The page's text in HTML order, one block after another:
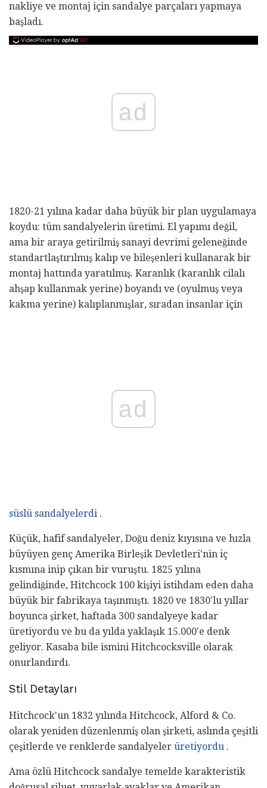
nakliye ve montaj için sandalye parçaları yapmaya
başladı.
ad
1820-21 yılına kadar daha büyük bir plan uygulamaya
koydu: tüm sandalyelerin üretimi. El yapımı değil,
ama bir araya getirilmiş sanayi devrimi geleneğinde
standartlaştırılmış kalıp ve bileşenleri kullanarak bir
montaj hattında yaratılmış. Karanlık (karanlık cilalı
ahşap kullanmak yerine) boyandı ve (oyulmuş veya
kakma yerine) kalıplanmışlar, sıradan insanlar için
ad
süslü sandalyelerdi .
Küçük, hafif sandalyeler, Doğu deniz kıyısına ve hızla
büyüyen genç Amerika Birleşik Devletleri'nin iç
kısmına inip çıkan bir vuruştu. 1825 yılına
gelindiğinde, Hitchcock 100 kişiyi istihdam eden daha
büyük bir fabrikaya taşınmıştı. 1820 ve 1830'lu yıllar
boyunca şirket, haftada 300 sandalyeye kadar
üretiyordu ve bu da yılda yaklaşık 15.000'e denk
geliyor. Kasaba bile ismini Hitchcocksville olarak
onurlandırdı.
Stil Detayları
Hitchcock'un 1832 yılında Hitchcock, Alford & Co.
olarak yeniden düzenlenmiş olan şirketi, aslında çeşitli
çeşitlerde ve renklerde sandalyeler üretiyordu .
Ama özlü Hitchcock sandalye temelde karakteristik